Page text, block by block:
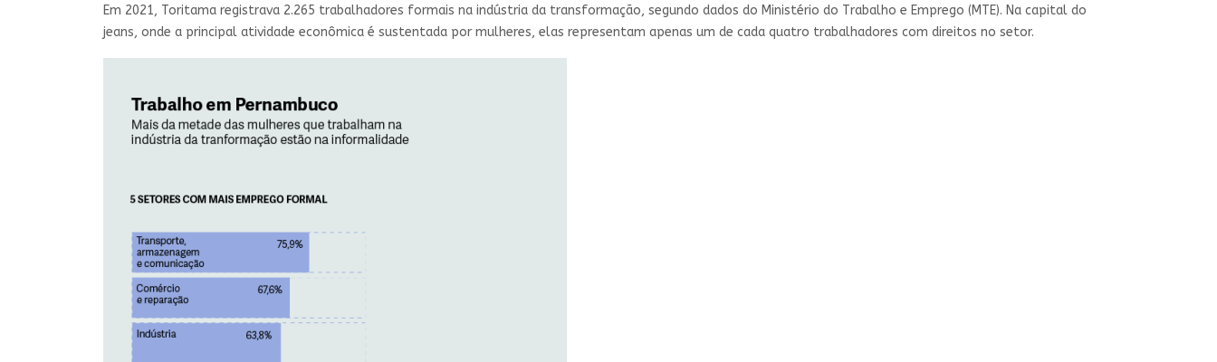
Em 2021, Toritama registrava 2.265 trabalhadores formais na indústria da transformação, segundo dados do Ministério do Trabalho e Emprego (MTE). Na capital do
jeans, onde a principal atividade econômica é sustentada por mulheres, elas representam apenas um de cada quatro trabalhadores com direitos no setor.